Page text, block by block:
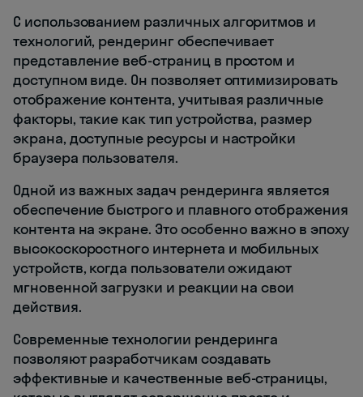
С использованием различных алгоритмов и
технологий, рендеринг обеспечивает
представление веб-страниц в простом и
доступном виде. Он позволяет оптимизировать
отображение контента, учитывая различные
факторы, такие как тип устройства, размер
экрана, доступные ресурсы и настройки
браузера пользователя.
Одной из важных задач рендеринга является
обеспечение быстрого и плавного отображения
контента на экране. Это особенно важно в эпоху
высокоскоростного интернета и мобильных
устройств, когда пользователи ожидают
мгновенной загрузки и реакции на свои
действия.
Современные технологии рендеринга
позволяют разработчикам создавать
эффективные и качественные веб-страницы,